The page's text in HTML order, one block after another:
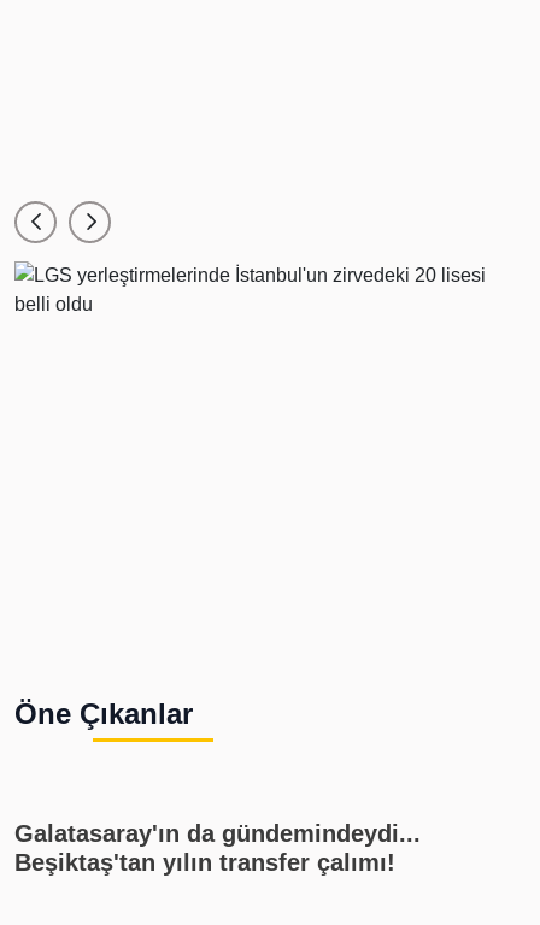
Öne Çıkanlar
Galatasaray'ın da gündemindeydi...
Beşiktaş'tan yılın transfer çalımı!